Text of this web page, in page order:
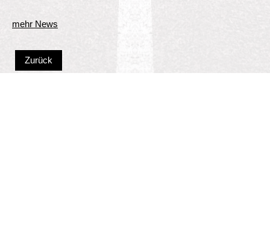
mehr News
Zurück